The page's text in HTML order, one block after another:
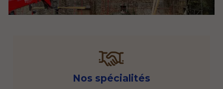
Nos spécialités